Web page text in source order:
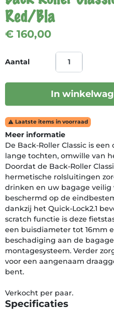
Red/Bla
€ 160,00
Aantal
In
 Laatste items in voorraad
Meer informatie
De Back-Roller Classic is
lange tochten, omwille van
Doordat de Back-Roller
hermetische rolsluitingen
drinken en uw bagage
beschermd op de
dankzij het Quick-Lock2.1
scratch functie is deze
een buisdiameter tot 16mm
beschadiging aan de
montagesysteem. Verder
voor een aangenaam
bent.
Verkocht per paar.
Specificaties